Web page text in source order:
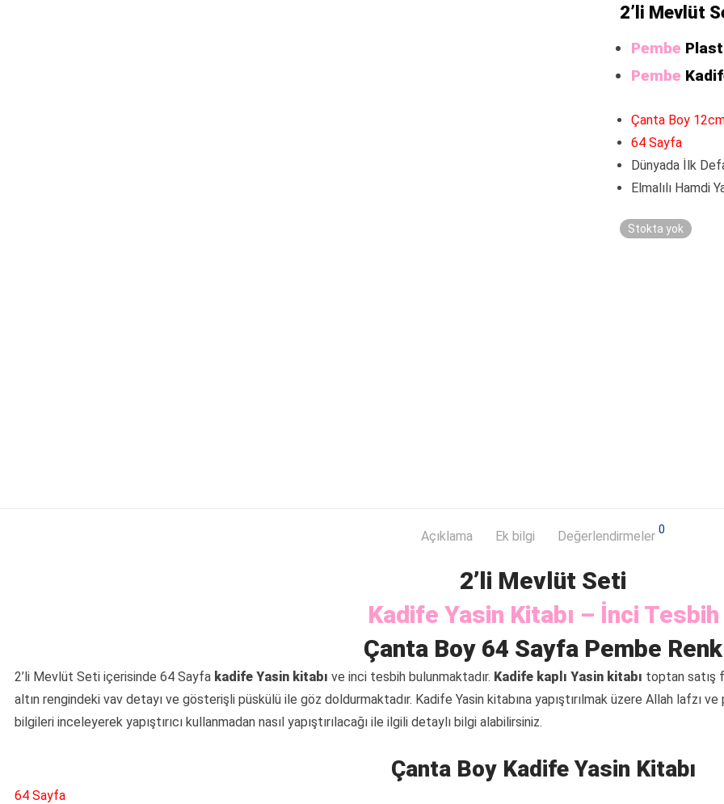
2’li Mevlüt
Pembe
Pembe
Çanta Boy
64 Sayfa
Dünyada İlk
Elmalılı Hamdi
Stokta yok
Açıklama Ek bilgi Değerlendirmeler 0
2’li Mevlüt Seti
Kadife Yasin Kitabı – İnci Tesbih
Çanta Boy 64 Sayfa Pembe Renk
2’li Mevlüt Seti içerisinde 64 Sayfa kadife Yasin kitabı ve inci tesbih bulunmaktadır. Kadife kaplı Yasin kitabı toptan satış
altın rengindeki vav detayı ve gösterişli püskülü ile göz doldurmaktadır. Kadife Yasin kitabına yapıştırılmak üzere Allah lafzı
bilgileri inceleyerek yapıştırıcı kullanmadan nasıl yapıştırılacağı ile ilgili detaylı bilgi alabilirsiniz.
Çanta Boy Kadife Yasin Kitabı
64 Sayfa